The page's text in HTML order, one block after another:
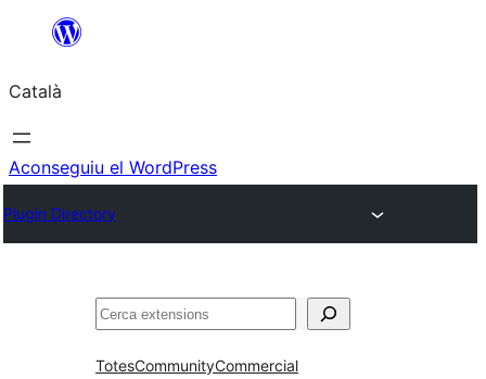
contingut
Català
Aconseguiu el WordPress
Plugin Directory
Cerca
TotesCommunityCommercial